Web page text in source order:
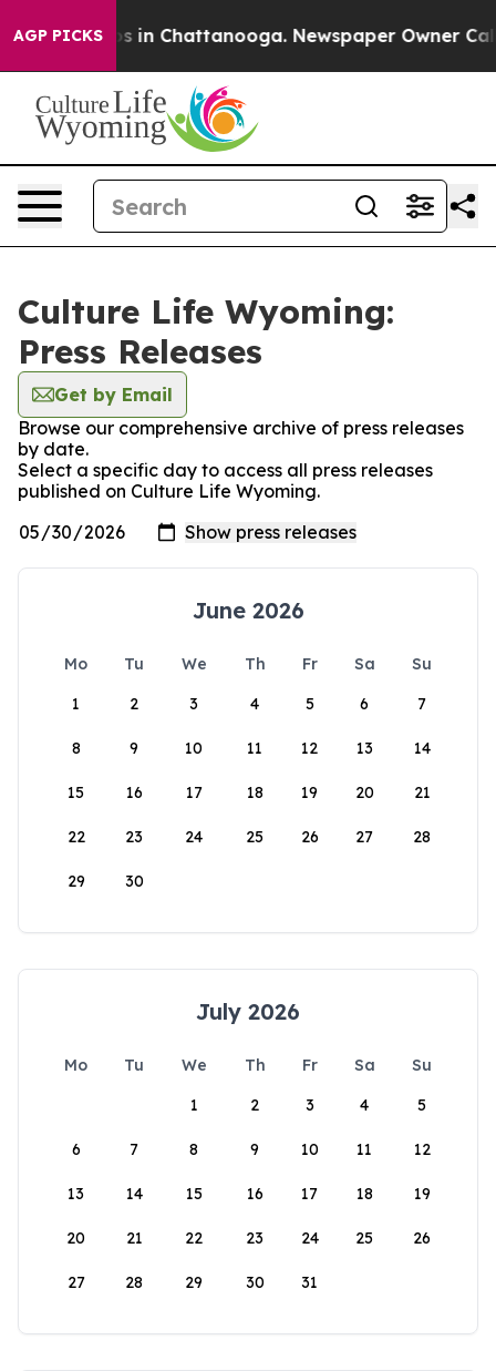
AGP PICKS
Chaos in Chattanooga. Newspaper Owner Calls
Culture Life Wyoming:
Press Releases
Get by Email
Browse our comprehensive archive of press releases
by date.
Select a specific day to access all press releases
published on Culture Life Wyoming.
June 2026
Mo Tu We Th Fr Sa
Su
1
2 3 4 5 6 7
8 9 10 11 12 13 14
15 16 17 18 19 20 21
22 23 24 25 26 27 28
29 30
July 2026
Mo Tu We Th Fr Sa
Su
1
2 3 4 5
6 7 8 9 10 11 12
13 14 15 16 17 18 19
20 21 22 23 24 25 26
27 28 29 30 31